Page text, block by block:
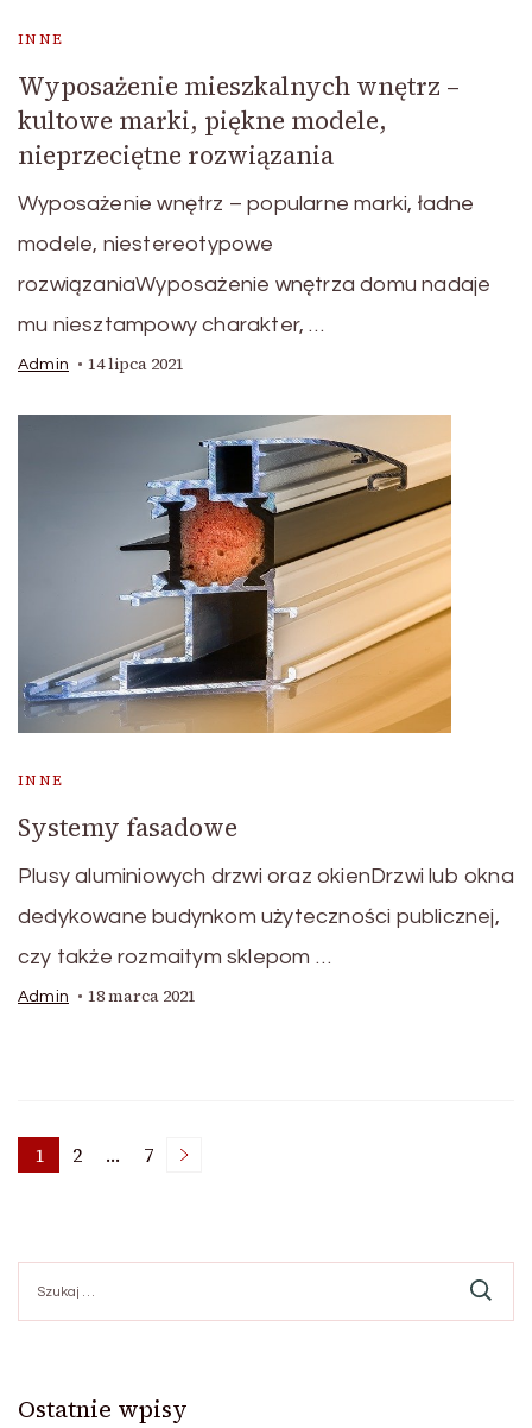
INNE
Wyposażenie mieszkalnych wnętrz –
kultowe marki, piękne modele,
nieprzeciętne rozwiązania
Wyposażenie wnętrz – popularne marki, ładne
modele, niestereotypowe
rozwiązaniaWyposażenie wnętrza domu nadaje
mu niesztampowy charakter, …
Admin 14 lipca 2021
INNE
Systemy fasadowe
Plusy aluminiowych drzwi oraz okienDrzwi lub okna
dedykowane budynkom użyteczności publicznej,
czy także rozmaitym sklepom …
Admin 18 marca 2021
Nawigacja
po
wpisach
Page
1 Page
2 … Page
7
Ostatnie wpisy